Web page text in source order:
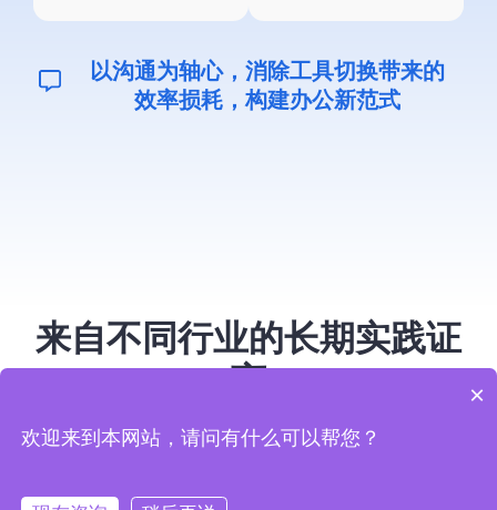
以沟通为轴心，消除工具切换带来的
效率损耗，构建办公新范式
来自不同行业的长期实践证
言
覆盖金融、制造与互联网等行业，系统在真实复杂
×
欢迎来到本网站，请问有什么可以帮您？